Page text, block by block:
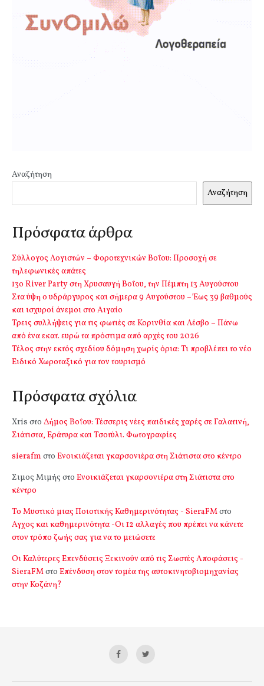
Αναζήτηση
Αναζήτηση
Πρόσφατα άρθρα
Σύλλογος Λογιστών – Φοροτεχνικών Βοΐου: Προσοχή σε
τηλεφωνικές απάτες
13o River Party στη Χρυσαυγή Βοΐου, την Πέμπτη 13 Αυγούστου
Στα ύψη ο υδράργυρος και σήμερα 9 Αυγούστου – Έως 39 βαθμούς
και ισχυροί άνεμοι στο Αιγαίο
Τρεις συλλήψεις για τις φωτιές σε Κορινθία και Λέσβο – Πάνω
από ένα εκατ. ευρώ τα πρόστιμα από αρχές του 2026
Τέλος στην εκτός σχεδίου δόμηση χωρίς όρια: Τι προβλέπει το νέο
Ειδικό Χωροταξικό για τον τουρισμό
Πρόσφατα σχόλια
Xris στο Δήμος Βοΐου: Τέσσερις νέες παιδικές χαρές σε Γαλατινή,
Σιάτιστα, Εράτυρα και Τσοτύλι. Φωτογραφίες
sierafm στο Ενοικιάζεται γκαρσονιέρα στη Σιάτιστα στο κέντρο
Σιμος Μιμής στο Ενοικιάζεται γκαρσονιέρα στη Σιάτιστα στο
κέντρο
Το Μυστικό μιας Ποιοτικής Καθημερινότητας - SieraFMστο
Αγχος και καθημερινότητα -Οι 12 αλλαγές που πρέπει να κάνετε
στον τρόπο ζωής σας για να το μειώσετε
Οι Καλύτερες Επενδύσεις Ξεκινούν από τις Σωστές Αποφάσεις -
SieraFMστο Επένδυση στον τομέα της αυτοκινητοβιομηχανίας
στην Κοζάνη?